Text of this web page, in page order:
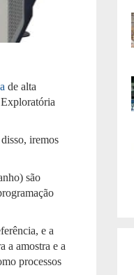
de alta
iremos
são
e a
a amostra e a
processos